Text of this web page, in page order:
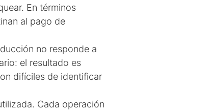
En términos
al pago de
no responde a
el resultado es
difíciles de identificar
Cada operación